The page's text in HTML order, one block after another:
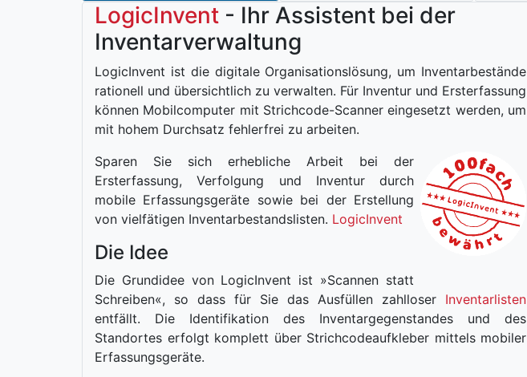
LogicInvent - Ihr Assistent bei der
Inventarverwaltung
LogicInvent ist die digitale Organisationslösung, um Inventarbestände
rationell und übersichtlich zu verwalten. Für Inventur und Ersterfassung
können Mobilcomputer mit Strichcode-Scanner eingesetzt werden, um
mit hohem Durchsatz fehlerfrei zu arbeiten.
Sparen Sie sich erhebliche Arbeit bei der
Ersterfassung, Verfolgung und Inventur durch
mobile Erfassungsgeräte sowie bei der Erstellung
von vielfätigen Inventarbestandslisten. LogicInvent
Die Idee
Die Grundidee von LogicInvent ist »Scannen statt
Schreiben«, so dass für Sie das Ausfüllen zahlloser Inventarlisten
entfällt. Die Identifikation des Inventargegenstandes und des
Standortes erfolgt komplett über Strichcodeaufkleber mittels mobiler
Erfassungsgeräte.